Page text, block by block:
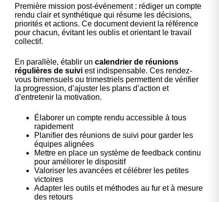
Première mission post-événement : rédiger un compte
rendu clair et synthétique qui résume les décisions,
priorités et actions. Ce document devient la référence
pour chacun, évitant les oublis et orientant le travail
collectif.
En parallèle, établir un calendrier de réunions
régulières de suivi est indispensable. Ces rendez-
vous bimensuels ou trimestriels permettent de vérifier
la progression, d’ajuster les plans d’action et
d’entretenir la motivation.
Élaborer un compte rendu accessible à tous
rapidement
Planifier des réunions de suivi pour garder les
équipes alignées
Mettre en place un système de feedback continu
pour améliorer le dispositif
Valoriser les avancées et célébrer les petites
victoires
Adapter les outils et méthodes au fur et à mesure
des retours